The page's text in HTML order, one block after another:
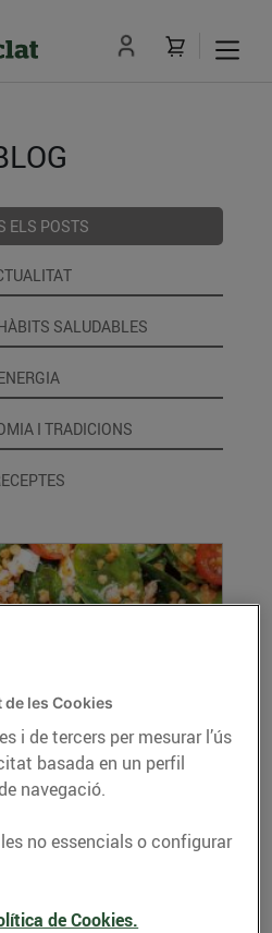
ELS POSTS
SALUDABLES
I TRADICIONS
de llenties amb
són una bona opció, les
d’ingredients i
les Cookies
i de tercers per mesurar l’ús
basada en un perfil
navegació.
no essencials o configurar
de Cookies.